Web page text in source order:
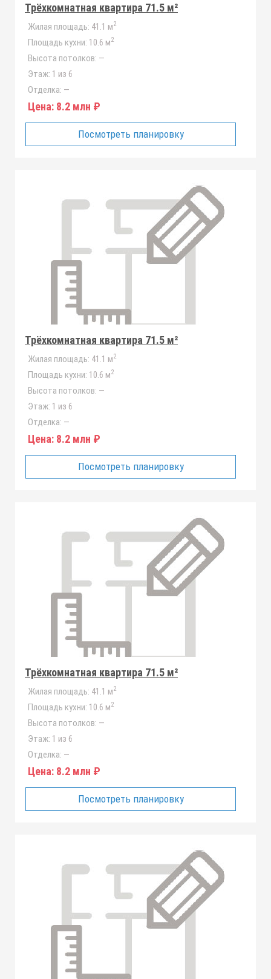
Трёхкомнатная квартира 71.5 м²
Жилая площадь: 41.1 м2
Площадь кухни: 10.6 м2
Высота потолков: —
Этаж: 1 из 6
Отделка: —
Цена: 8.2 млн ₽
Посмотреть планировку
Трёхкомнатная квартира 71.5 м²
Жилая площадь: 41.1 м2
Площадь кухни: 10.6 м2
Высота потолков: —
Этаж: 1 из 6
Отделка: —
Цена: 8.2 млн ₽
Посмотреть планировку
Трёхкомнатная квартира 71.5 м²
Жилая площадь: 41.1 м2
Площадь кухни: 10.6 м2
Высота потолков: —
Этаж: 1 из 6
Отделка: —
Цена: 8.2 млн ₽
Посмотреть планировку